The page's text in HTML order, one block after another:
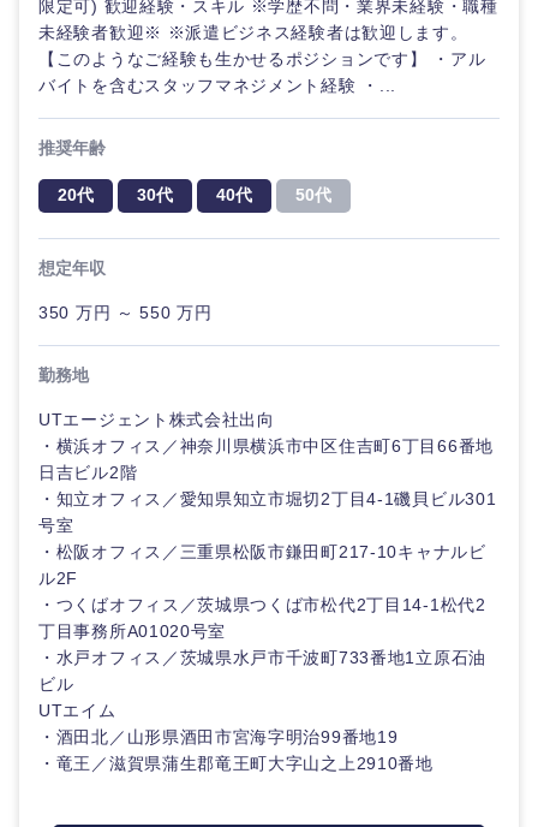
海外
限定可) 歓迎経験・スキル ※学歴不問・業界未経験・職種
未経験者歓迎※ ※派遣ビジネス経験者は歓迎します。
【このようなご経験も生かせるポジションです】 ・アル
バイトを含むスタッフマネジメント経験 ・...
推奨年齢
20代 30代 40代 50代
想定年収
350 万円 ～ 550 万円
勤務地
UTエージェント株式会社出向
・横浜オフィス／神奈川県横浜市中区住吉町6丁目66番地
日吉ビル2階
・知立オフィス／愛知県知立市堀切2丁目4-1磯貝ビル301
号室
・松阪オフィス／三重県松阪市鎌田町217-10キャナルビ
ル2F
・つくばオフィス／茨城県つくば市松代2丁目14-1松代2
丁目事務所A01020号室
・水戸オフィス／茨城県水戸市千波町733番地1立原石油
ビル
UTエイム
・酒田北／山形県酒田市宮海字明治99番地19
・竜王／滋賀県蒲生郡竜王町大字山之上2910番地